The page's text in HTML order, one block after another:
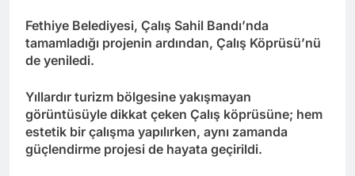
Fethiye Belediyesi, Çalış Sahil Bandı’nda
tamamladığı projenin ardından, Çalış Köprüsü’nü
de yeniledi.
Yıllardır turizm bölgesine yakışmayan
görüntüsüyle dikkat çeken Çalış köprüsüne; hem
estetik bir çalışma yapılırken, aynı zamanda
güçlendirme projesi de hayata geçirildi.